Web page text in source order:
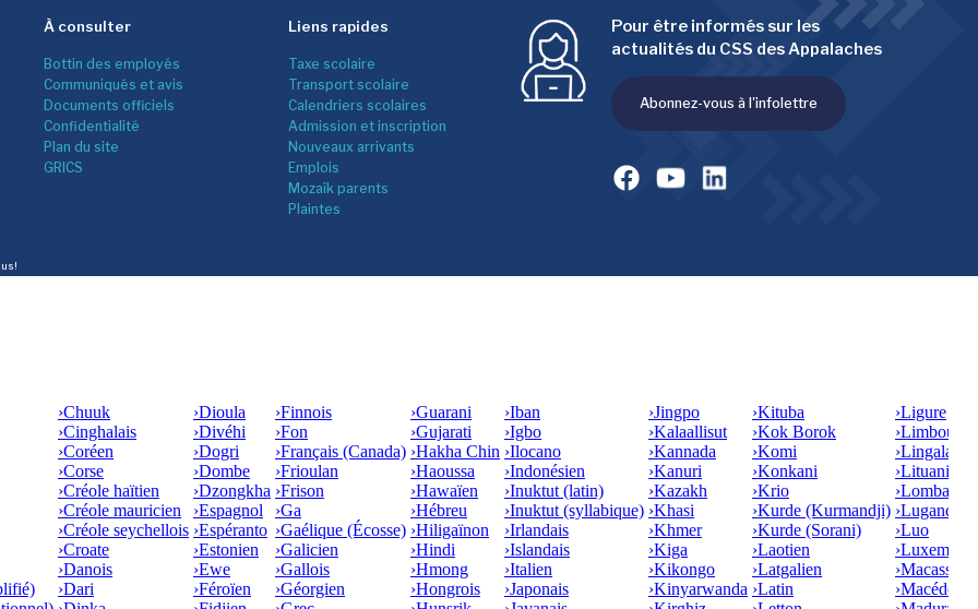
Pour être informés sur les
actualités du CSS des Appalaches
Abonnez-vous à l'infolettre
À consulter
Bottin des employés
Communiqués et avis
Documents officiels
Confidentialité
Plan du site
GRICS
Liens rapides
Taxe scolaire
Transport scolaire
Calendriers scolaires
Admission et inscription
Nouveaux arrivants
Emplois
Mozaîk parents
Plaintes